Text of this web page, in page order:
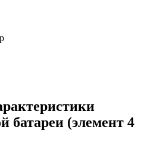
батареи (элемент 4